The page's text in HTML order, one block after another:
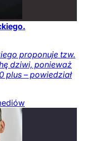
proponuje tzw.
dziwi, ponieważ
plus – powiedział